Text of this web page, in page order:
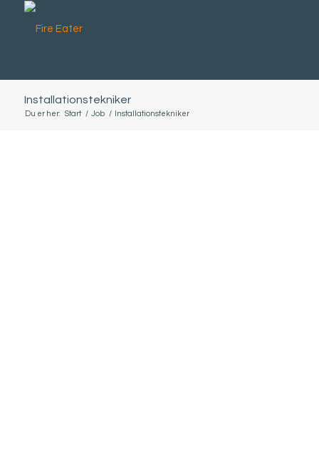
Installationstekniker
Du er her: Start / Job / Installationstekniker